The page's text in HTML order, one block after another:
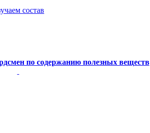
состав
по содержанию полезных веществ